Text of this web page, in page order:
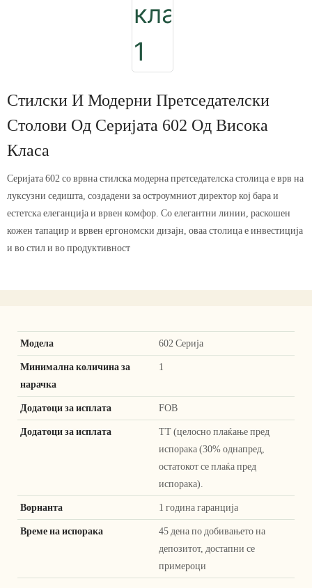
Стилски И Модерни Претседателски
Столови Од Серијата 602 Од Висока
Класа
Серијата 602 со врвна стилска модерна претседателска столица е врв на
луксузни седишта, создадени за остроумниот директор кој бара и
естетска елеганција и врвен комфор. Со елегантни линии, раскошен
кожен тапацир и врвен ергономски дизајн, оваа столица е инвестиција
и во стил и во продуктивност
Модела 602 Серија
Минимална количина за
нарачка
1
Додатоци за исплата FOB
Додатоци за исплата
ТТ (целосно плаќање пред
испорака (30% однапред,
остатокот се плаќа пред
испорака).
Ворнанта 1 година гаранција
Време на испорака
45 дена по добивањето на
депозитот, достапни се
примероци